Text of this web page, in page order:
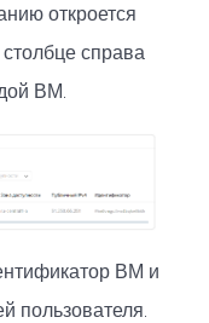
откроется
справа
ВМ.
ВМ и
пользователя.